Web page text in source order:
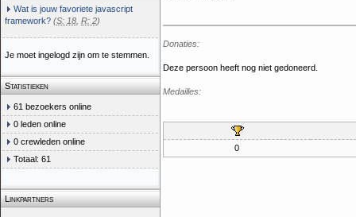
Wat is jouw favoriete javascript
framework? (S: 18 R: 2)
Je moet ingelogd zijn om te stemmen.
Statistieken
61 bezoekers online
0 leden online
0 crewleden online
Totaal: 61
Linkpartners
Donaties:
Deze persoon heeft nog niet gedoneerd.
Medailles:
0